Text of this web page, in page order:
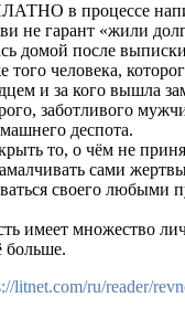
в процессе
не гарант «жили
домой после
того человека,
и за кого вышла
заботливого
деспота.
то, о чём не
сами
своего любыми
имеет множество
больше.
litnet.com/ru/reader/